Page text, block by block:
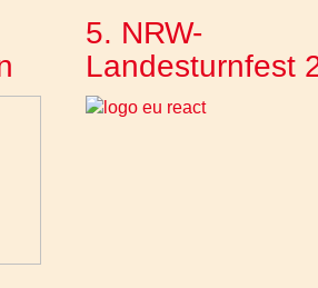
5. NRW-
Landesturnfest